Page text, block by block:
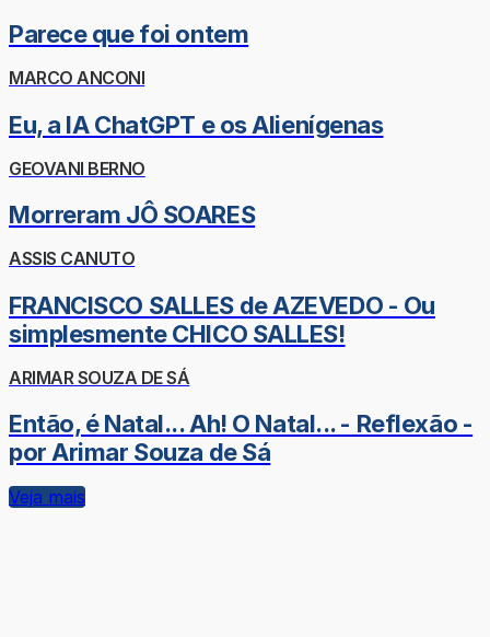
Parece que foi ontem
MARCO ANCONI
Eu, a IA ChatGPT e os Alienígenas
GEOVANI BERNO
Morreram JÔ SOARES
ASSIS CANUTO
FRANCISCO SALLES de AZEVEDO - Ou
simplesmente CHICO SALLES!
ARIMAR SOUZA DE SÁ
Então, é Natal... Ah! O Natal... - Reflexão -
por Arimar Souza de Sá
Veja mais